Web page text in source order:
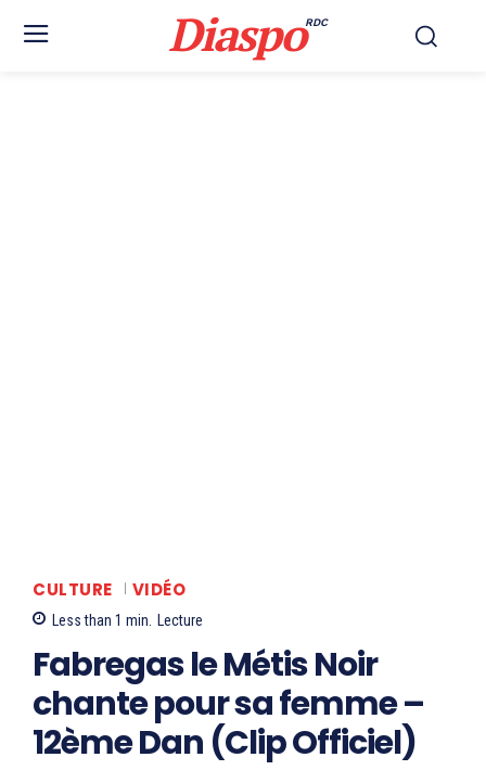
DiaspoRDC
CULTURE VIDÉO
Less than 1 min. Lecture
Fabregas le Métis Noir
chante pour sa femme –
12ème Dan (Clip Officiel)